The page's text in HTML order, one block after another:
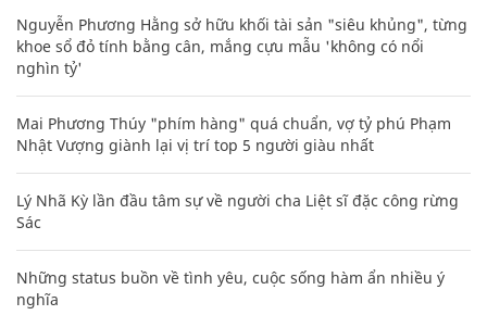
Nguyễn Phương Hằng sở hữu khối tài sản "siêu khủng", từng
khoe sổ đỏ tính bằng cân, mắng cựu mẫu 'không có nổi
nghìn tỷ'
Mai Phương Thúy "phím hàng" quá chuẩn, vợ tỷ phú Phạm
Nhật Vượng giành lại vị trí top 5 người giàu nhất
Lý Nhã Kỳ lần đầu tâm sự về người cha Liệt sĩ đặc công rừng
Sác
Những status buồn về tình yêu, cuộc sống hàm ẩn nhiều ý
nghĩa